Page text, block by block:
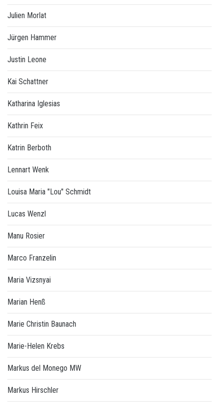
Julien Morlat
Jürgen Hammer
Justin Leone
Kai Schattner
Katharina Iglesias
Kathrin Feix
Katrin Berboth
Lennart Wenk
Louisa Maria "Lou" Schmidt
Lucas Wenzl
Manu Rosier
Marco Franzelin
Maria Vizsnyai
Marian Henß
Marie Christin Baunach
Marie-Helen Krebs
Markus del Monego MW
Markus Hirschler